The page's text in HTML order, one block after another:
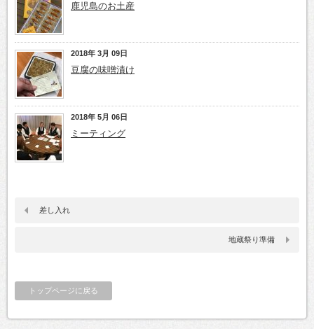
鹿児島のお土産
2018年 3月 09日
豆腐の味噌漬け
2018年 5月 06日
ミーティング
差し入れ
地蔵祭り準備
トップページに戻る